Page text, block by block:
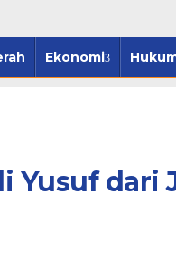
Ekonomi
Yusuf dari